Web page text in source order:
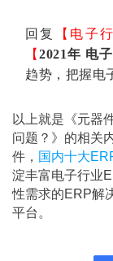
回复 【电子
【2021年 电
趋势，把握电
以上就是《元器
问题？》的相关
件， 国内十大
淀丰富电子行业
性需求的ERP解
平台。